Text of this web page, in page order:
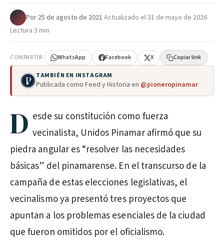
Por·25 de agosto de 2021·Actualizado el31 de mayo de 2026·
Lectura 3 min
COMPARTIR WhatsApp Facebook X Copiar link
TAMBIÉN EN INSTAGRAM
Publicada como Feed y Historia en @pioneropinamar
D esde su constitución como fuerza
vecinalista, Unidos Pinamar afirmó que su
piedra angular es “resolver las necesidades
básicas” del pinamarense. En el transcurso de la
campaña de estas elecciones legislativas, el
vecinalismo ya presentó tres proyectos que
apuntan a los problemas esenciales de la ciudad
que fueron omitidos por el oficialismo.